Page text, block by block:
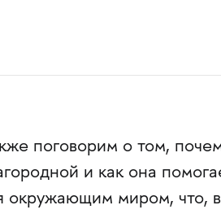
поговорим о том,
и как она
окружающим миром, что,